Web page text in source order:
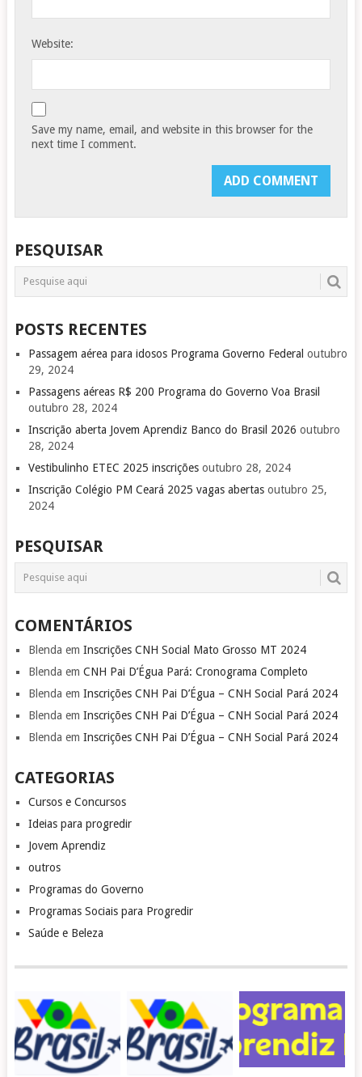
Website:
Save my name, email, and website in this browser for the
next time I comment.
PESQUISAR
POSTS RECENTES
Passagem aérea para idosos Programa Governo Federal outubro
29, 2024
Passagens aéreas R$ 200 Programa do Governo Voa Brasil
outubro 28, 2024
Inscrição aberta Jovem Aprendiz Banco do Brasil 2026 outubro
28, 2024
Vestibulinho ETEC 2025 inscrições outubro 28, 2024
Inscrição Colégio PM Ceará 2025 vagas abertas outubro 25,
2024
PESQUISAR
COMENTÁRIOS
Blenda em Inscrições CNH Social Mato Grosso MT 2024
Blenda em CNH Pai D’Égua Pará: Cronograma Completo
Blenda em Inscrições CNH Pai D’Égua – CNH Social Pará 2024
Blenda em Inscrições CNH Pai D’Égua – CNH Social Pará 2024
Blenda em Inscrições CNH Pai D’Égua – CNH Social Pará 2024
CATEGORIAS
Cursos e Concursos
Ideias para progredir
Jovem Aprendiz
outros
Programas do Governo
Programas Sociais para Progredir
Saúde e Beleza